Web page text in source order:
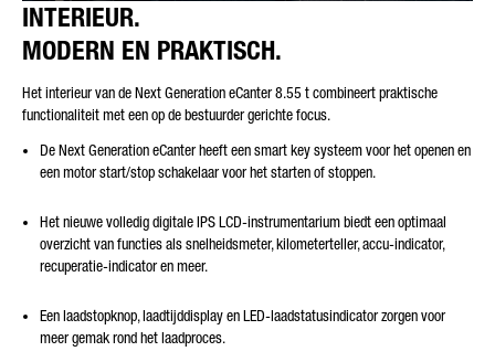
INTERIEUR.
MODERN EN PRAKTISCH.
Het interieur van de Next Generation eCanter 8.55 t combineert praktische
functionaliteit met een op de bestuurder gerichte focus.
De Next Generation eCanter heeft een smart key systeem voor het openen en
een motor start/stop schakelaar voor het starten of stoppen.
Het nieuwe volledig digitale IPS LCD-instrumentarium biedt een optimaal
overzicht van functies als snelheidsmeter, kilometerteller, accu-indicator,
recuperatie-indicator en meer.
Een laadstopknop, laadtijddisplay en LED-laadstatusindicator zorgen voor
meer gemak rond het laadproces.